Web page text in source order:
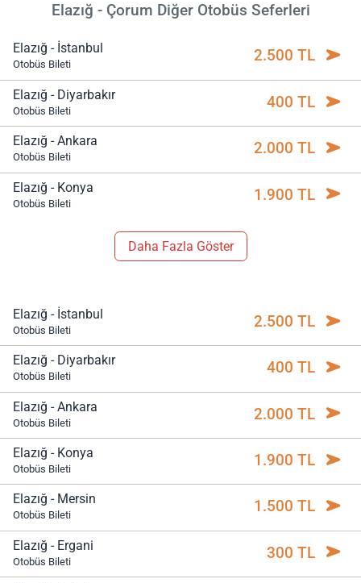
Elazığ - Çorum Diğer Otobüs Seferleri
Elazığ - İstanbul
Otobüs Bileti 2.500 TL
Elazığ - Diyarbakır
Otobüs Bileti 400 TL
Elazığ - Ankara
Otobüs Bileti 2.000 TL
Elazığ - Konya
Otobüs Bileti 1.900 TL
Daha Fazla Göster
Elazığ - İstanbul
Otobüs Bileti 2.500 TL
Elazığ - Diyarbakır
Otobüs Bileti 400 TL
Elazığ - Ankara
Otobüs Bileti 2.000 TL
Elazığ - Konya
Otobüs Bileti 1.900 TL
Elazığ - Mersin
Otobüs Bileti 1.500 TL
Elazığ - Ergani
Otobüs Bileti 300 TL